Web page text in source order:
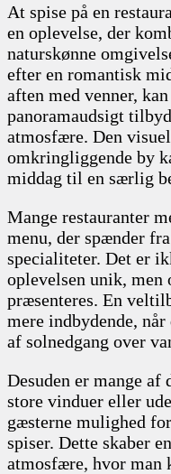
At spise på en
en oplevelse, der
naturskønne
efter en romantisk
aften med venner,
panoramaudsigt
atmosfære. Den
omkringliggende by
middag til en særlig
Mange restauranter
menu, der spænder
specialiteter. Det er
oplevelsen unik, men
præsenteres. En
mere indbydende, når
af solnedgang over
Desuden er mange af
store vinduer eller
gæsterne mulighed
spiser. Dette skaber
atmosfære, hvor man